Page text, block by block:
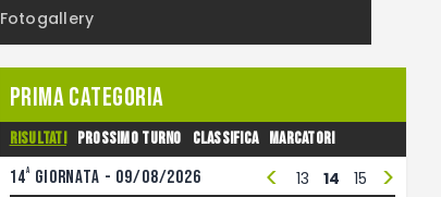
Fotogallery
Prima Categoria
Risultati Prossimo turno Classifica Marcatori
14a giornata - 09/08/2026
3 4 5 6 7 8 9 12 13 14 15 16
< >